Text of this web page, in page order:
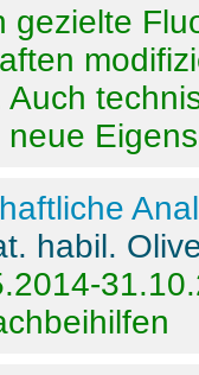
gezielte
Auch
neue
habil.